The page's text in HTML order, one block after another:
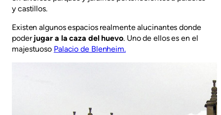
y castillos.
Existen algunos espacios realmente alucinantes donde
poderjugar a la caza del huevo. Uno de ellos es en el
majestuoso Palacio de Blenheim.